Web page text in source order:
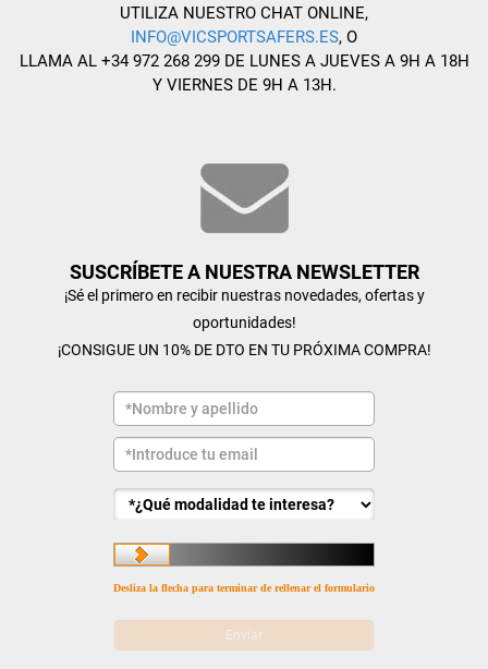
UTILIZA NUESTRO CHAT ONLINE,
INFO@VICSPORTSAFERS.ES, O
LLAMA AL +34 972 268 299 DE LUNES A JUEVES A 9H A 18H
Y VIERNES DE 9H A 13H.
SUSCRÍBETE A NUESTRA NEWSLETTER
¡Sé el primero en recibir nuestras novedades, ofertas y
oportunidades!
¡CONSIGUE UN 10% DE DTO EN TU PRÓXIMA COMPRA!
Desliza la flecha para terminar de rellenar el formulario